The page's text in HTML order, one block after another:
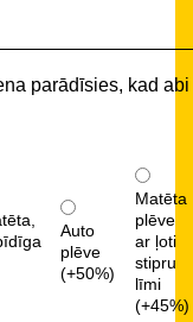
parādīsies, kad abi
Auto
plēve
(+50%)
Matēta
plēve
ar ļoti
stipru
līmi
(+45%)